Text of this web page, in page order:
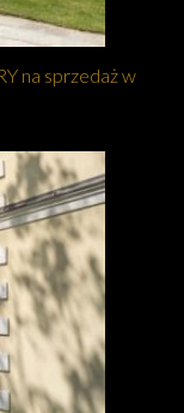
na sprzedaż w